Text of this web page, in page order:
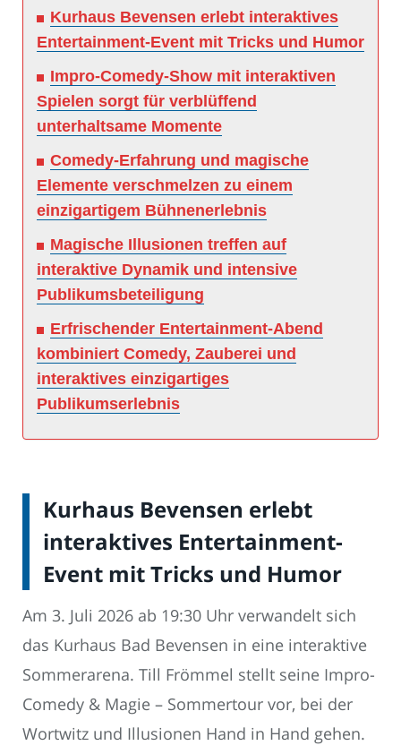
Kurhaus Bevensen erlebt interaktives
Entertainment-Event mit Tricks und Humor
Impro-Comedy-Show mit interaktiven
Spielen sorgt für verblüffend
unterhaltsame Momente
Comedy-Erfahrung und magische
Elemente verschmelzen zu einem
einzigartigem Bühnenerlebnis
Magische Illusionen treffen auf
interaktive Dynamik und intensive
Publikumsbeteiligung
Erfrischender Entertainment-Abend
kombiniert Comedy, Zauberei und
interaktives einzigartiges
Publikumserlebnis
Kurhaus Bevensen erlebt
interaktives Entertainment-
Event mit Tricks und Humor
Am 3. Juli 2026 ab 19:30 Uhr verwandelt sich
das Kurhaus Bad Bevensen in eine interaktive
Sommerarena. Till Frömmel stellt seine Impro-
Comedy & Magie – Sommertour vor, bei der
Wortwitz und Illusionen Hand in Hand gehen.